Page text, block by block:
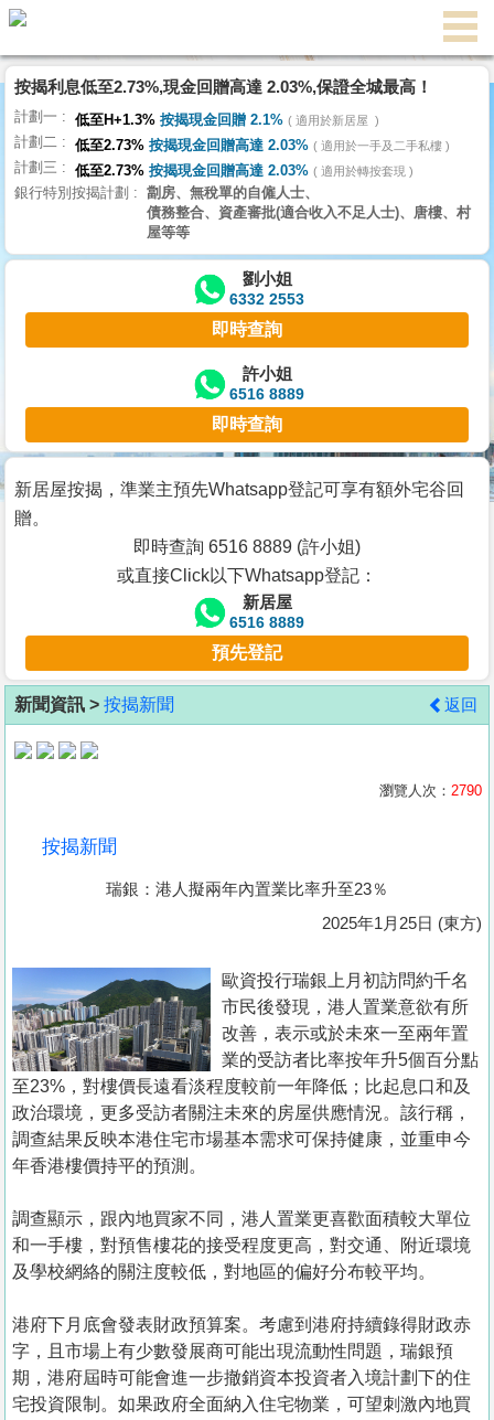
理
主
頁
搵
樓/
交
業
主
宅
谷
按
客
地
產
置
業
手
冊
關
於
們
按揭利息低至2.73%,現金回贈高達 2.03%,保證全城最高！
計劃一 低至H+1.3% 按揭現金回贈 2.1% 適用於新居屋
計劃二 低至2.73% 按揭現金回贈高達 2.03% 適用於一手及二手私樓
計劃三 低至2.73% 按揭現金回贈高達 2.03% 適用於轉按套現
銀行特別按揭計劃
劏房、無稅單的自僱人士、
債務整合、資產審批(適合收入不足人士)、唐樓、村
屋等等
劉小姐
6332 2553
即時查詢
許小姐
6516 8889
即時查詢
新居屋按揭，準業主預先Whatsapp登記可享有額外宅谷回
贈。
即時查詢 6516 8889 (許小姐)
或直接Click以下Whatsapp登記：
新居屋
6516 8889
預先登記
新聞資訊 > 按揭新聞 返回
瀏覽人次： 2790
按揭新聞
瑞銀：港人擬兩年內置業比率升至23％
2025年1月25日 (東方)
歐資投行瑞銀上月初訪問約千名
市民後發現，港人置業意欲有所
改善，表示或於未來一至兩年置
業的受訪者比率按年升5個百分點
至23%，對樓價長遠看淡程度較前一年降低；比起息口和及
政治環境，更多受訪者關注未來的房屋供應情況。該行稱，
調查結果反映本港住宅市場基本需求可保持健康，並重申今
年香港樓價持平的預測。
調查顯示，跟內地買家不同，港人置業更喜歡面積較大單位
和一手樓，對預售樓花的接受程度更高，對交通、附近環境
及學校網絡的關注度較低，對地區的偏好分布較平均。
港府下月底會發表財政預算案。考慮到港府持續錄得財政赤
字，且市場上有少數發展商可能出現流動性問題，瑞銀預
期，港府屆時可能會進一步撤銷資本投資者入境計劃下的住
宅投資限制。如果政府全面納入住宅物業，可望刺激內地買